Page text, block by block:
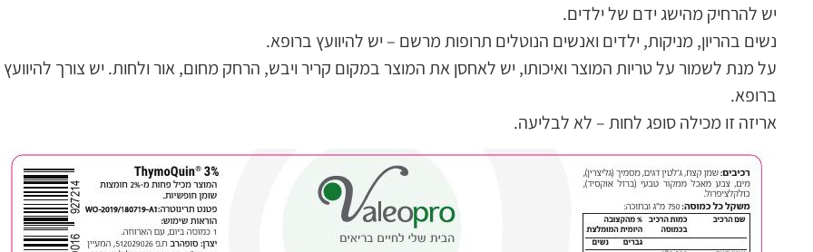
יש להרחיק מהישג ידם של ילדים.
נשים בהריון, מניקות, ילדים ואנשים הנוטלים תרופות מרשם – יש להיוועץ ברופא.
על מנת לשמור על טריות המוצר ואיכותו, יש לאחסן את המוצר במקום קריר ויבש, הרחק מחום, אור ולחות. יש צורך להיוועץ
ברופא.
אריזה זו מכילה סופג לחות – לא לבליעה.